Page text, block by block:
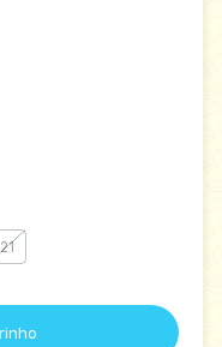
21